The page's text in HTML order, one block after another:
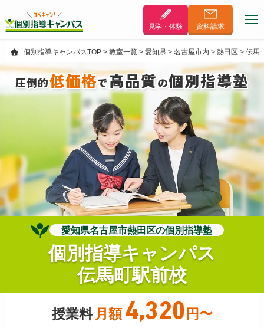
見学・体験 資料請求
個別指導キャンパスTOP> 教室一覧> 愛知県> 名古屋市内 > 熱田区 > 伝馬
圧倒的低価格で高品質の個別指導塾
愛知県名古屋市熱田区の個別指導塾
個別指導キャンパス
伝馬町駅前校
授業料 月額 4,320 円〜